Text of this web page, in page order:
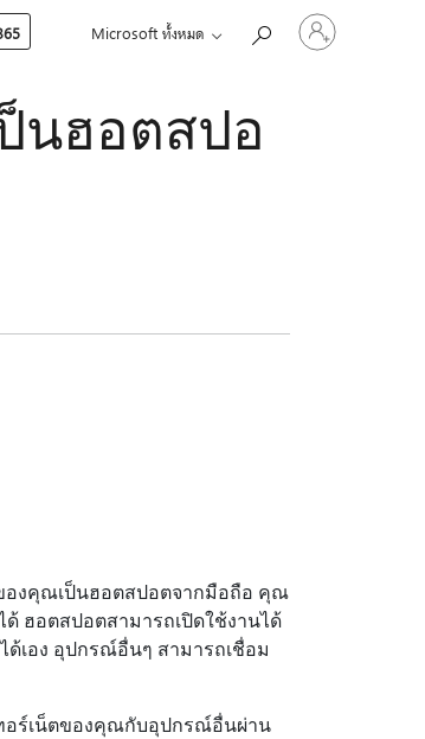
Microsoft ทั้งหมด
ลงชื่อ
เข้า
นฮอตสปอ
องคุณเป็นฮอตสปอตจากมือถือ คุณ
ฮอตสปอตสามารถเปิดใช้งานได้
เอง อุปกรณ์อื่นๆ สามารถเชื่อม
อร์เน็ตของคุณกับอุปกรณ์อื่นผ่าน